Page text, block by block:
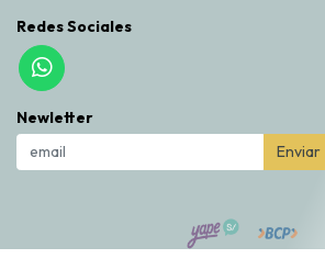
Redes Sociales
Newletter
Enviar